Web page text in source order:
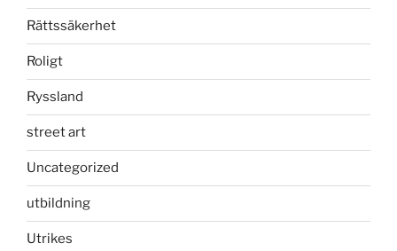
Rättssäkerhet
Roligt
Ryssland
street art
Uncategorized
utbildning
Utrikes